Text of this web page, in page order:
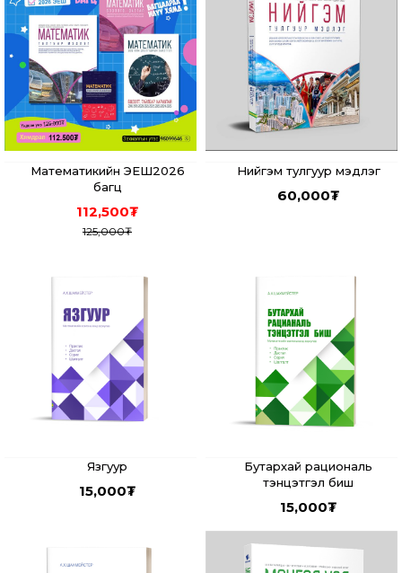
Математикийн ЭЕШ2026
багц
112,500₮
125,000₮
Нийгэм тулгуур мэдлэг
60,000₮
Язгуур
15,000₮
Бутархай рациональ
тэнцэтгэл биш
15,000₮